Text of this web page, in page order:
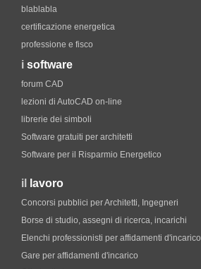
blablabla
certificazione energetica
professione e fisco
i software
forum CAD
lezioni di AutoCAD on-line
librerie dei simboli
Software gratuiti per architetti
Software per il Risparmio Energetico
il lavoro
Concorsi pubblici per Architetti, Ingegneri
Borse di studio, assegni di ricerca, incarichi
Elenchi professionisti per affidamenti d'incarico
Gare per affidamenti d'incarico